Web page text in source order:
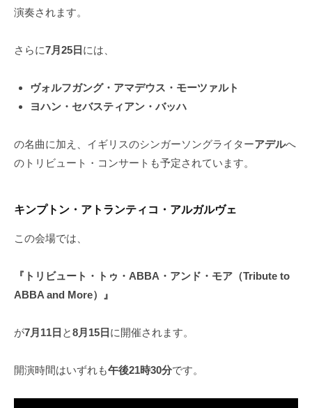
演奏されます。
さらに7月25日 には、
ヴォルフガング・アマデウス・モーツァルト
ヨハン・セバスティアン・バッハ
の名曲に加え、イギリスのシンガーソングライターアデルへ
のトリビュート・コンサートも予定されています。
キンプトン・アトランティコ・アルガルヴェ
この会場では、
『トリビュート・トゥ・ABBA・アンド・モア（Tribute to
ABBA and More）』
が7月11日 と8月15日 に開催されます。
開演時間はいずれも午後21時30分です。